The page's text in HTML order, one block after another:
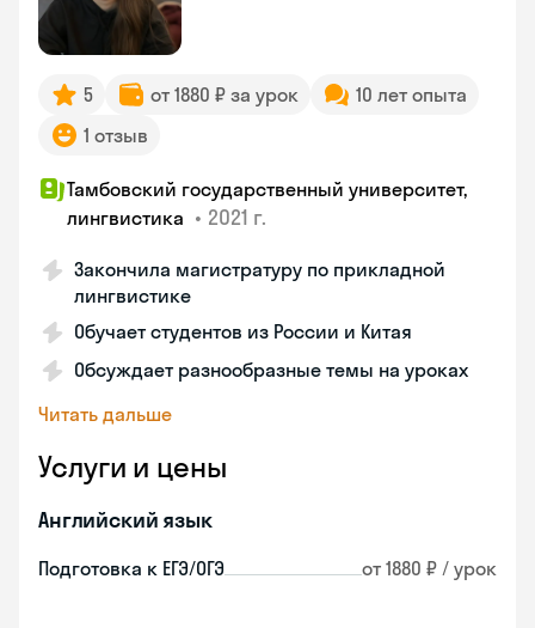
5 от 1880 ₽ за урок
10 лет опыта
1 отзыв
Тамбовский государственный университет,
лингвистика • 2021 г.
Закончила магистратуру по прикладной
лингвистике
Обучает студентов из России и Китая
Обсуждает разнообразные темы на уроках
Читать дальше
Услуги и цены
Английский язык
Подготовка к ЕГЭ/ОГЭ от 1880 ₽ / урок